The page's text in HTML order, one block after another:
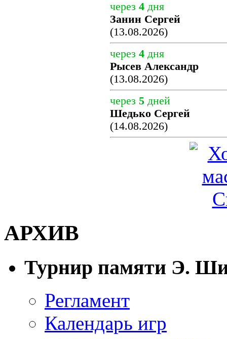
через 4 дня
Занин Сергей
(13.08.2026)
через 4 дня
Рысев Александр
(13.08.2026)
через 5 дней
Шедько Сергей
(14.08.2026)
АРХИВ
Турнир памяти Э.
Регламент
Календарь игр